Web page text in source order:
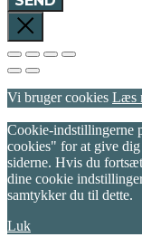
Vi bruger cookies Læs
Cookie-indstillingerne
cookies" for at give dig
siderne. Hvis du
dine cookie
samtykker du til dette.
Luk